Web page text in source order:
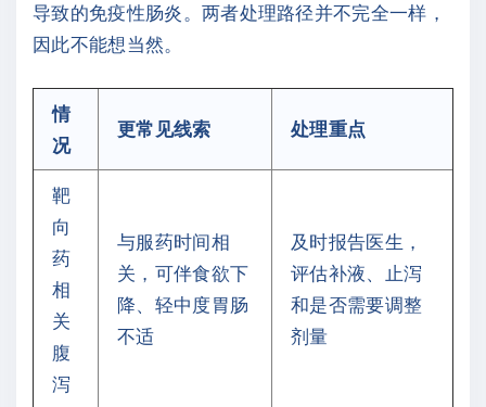
导致的免疫性肠炎。两者处理路径并不完全一样，
因此不能想当然。
情
况
更常见线索 处理重点
靶
向
药
相
关
腹
泻
与服药时间相
关，可伴食欲下
降、轻中度胃肠
不适
及时报告医生，
评估补液、止泻
和是否需要调整
剂量